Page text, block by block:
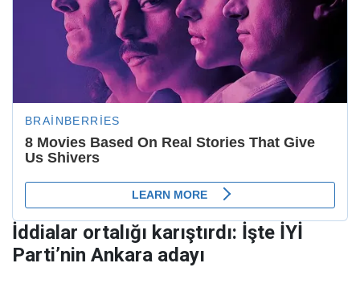
İddialar ortalığı karıştırdı: İşte İYİ
Parti’nin Ankara adayı